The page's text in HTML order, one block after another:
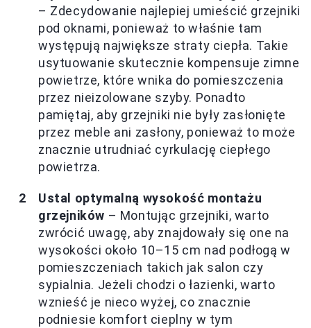
– Zdecydowanie najlepiej umieścić grzejniki
pod oknami, ponieważ to właśnie tam
występują największe straty ciepła. Takie
usytuowanie skutecznie kompensuje zimne
powietrze, które wnika do pomieszczenia
przez nieizolowane szyby. Ponadto
pamiętaj, aby grzejniki nie były zasłonięte
przez meble ani zasłony, ponieważ to może
znacznie utrudniać cyrkulację ciepłego
powietrza.
Ustal optymalną wysokość montażu
grzejników – Montując grzejniki, warto
zwrócić uwagę, aby znajdowały się one na
wysokości około 10–15 cm nad podłogą w
pomieszczeniach takich jak salon czy
sypialnia. Jeżeli chodzi o łazienki, warto
wznieść je nieco wyżej, co znacznie
podniesie komfort cieplny w tym